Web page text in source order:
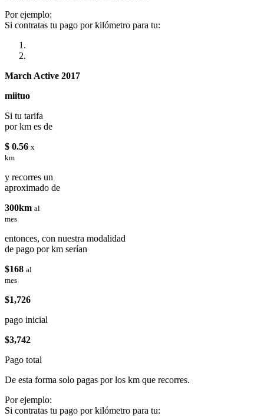
Por ejemplo:
Si contratas tu pago por kilómetro para tu:
March Active 2017
miituo
Si tu tarifa
por km es de
$ 0.56 x
km
y recorres un
aproximado de
300km al
mes
entonces, con nuestra modalidad
de pago por km serían
$168 al
mes
$1,726
pago inicial
$3,742
Pago total
De esta forma solo pagas por los km que recorres.
Por ejemplo:
Si contratas tu pago por kilómetro para tu: